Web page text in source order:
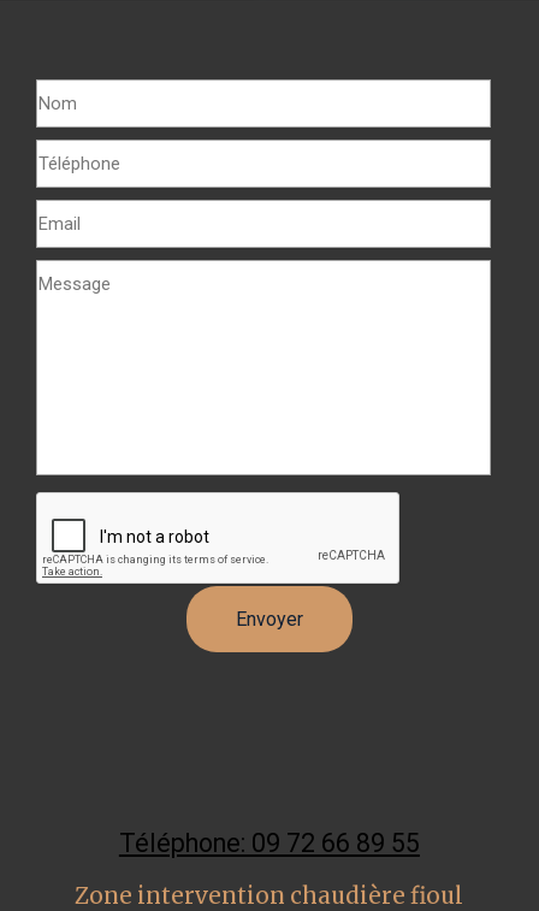
Téléphone: 09 72 66 89 55
Zone intervention chaudière fioul